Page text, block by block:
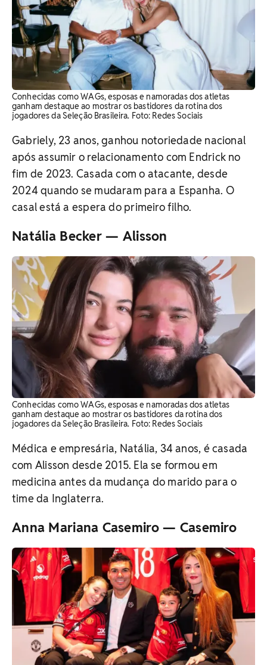
Conhecidas como WAGs, esposas e namoradas dos atletas
ganham destaque ao mostrar os bastidores da rotina dos
jogadores da Seleção Brasileira. ​Foto: Redes Sociais
Gabriely, 23 anos, ganhou notoriedade nacional
após assumir o relacionamento com Endrick no
fim de 2023. Casada com o atacante, desde
2024 quando se mudaram para a Espanha. O
casal está a espera do primeiro filho.
Natália Becker — Alisson
Conhecidas como WAGs, esposas e namoradas dos atletas
ganham destaque ao mostrar os bastidores da rotina dos
jogadores da Seleção Brasileira. ​Foto: Redes Sociais
Médica e empresária, Natália, 34 anos, é casada
com Alisson desde 2015. Ela se formou em
medicina antes da mudança do marido para o
time da Inglaterra.
Anna Mariana Casemiro — Casemiro